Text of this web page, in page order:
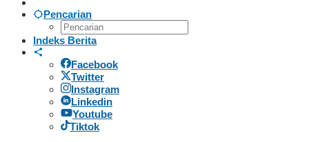
Pencarian
Indeks Berita
Facebook
Twitter
Instagram
Linkedin
Youtube
Tiktok